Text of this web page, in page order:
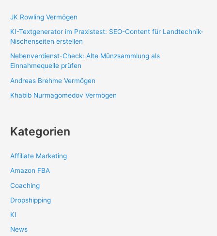
JK Rowling Vermögen
KI-Textgenerator im Praxistest: SEO-Content für Landtechnik-
Nischenseiten erstellen
Nebenverdienst-Check: Alte Münzsammlung als
Einnahmequelle prüfen
Andreas Brehme Vermögen
Khabib Nurmagomedov Vermögen
Kategorien
Affiliate Marketing
Amazon FBA
Coaching
Dropshipping
KI
News